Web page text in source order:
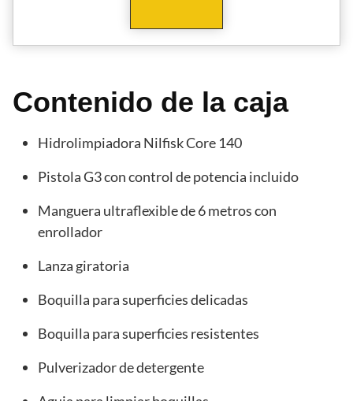
Contenido de la caja
Hidrolimpiadora Nilfisk Core 140
Pistola G3 con control de potencia incluido
Manguera ultraflexible de 6 metros con
enrollador
Lanza giratoria
Boquilla para superficies delicadas
Boquilla para superficies resistentes
Pulverizador de detergente